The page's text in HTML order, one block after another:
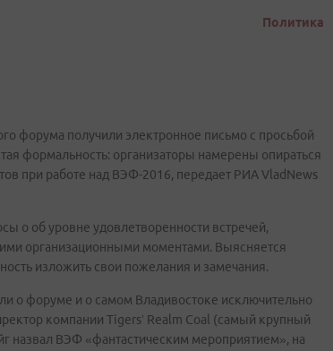
Политика
форума получили электронное письмо с просьбой
формальность: организаторы намерены опираться
при работе над ВЭФ-2016, передает РИА VladNews
о об уровне удовлетворенности встречей,
организационными моментами. Выясняется
изложить свои пожелания и замечания.
о форуме и о самом Владивостоке исключительно
компании Tigers’ Realm Coal (самый крупный
назвал ВЭФ «фантастическим мероприятием», на